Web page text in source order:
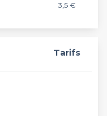
3,5 €
Tarifs